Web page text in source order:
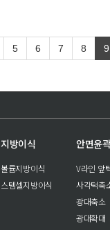
5 6 7 8 9
지방이식
볼륨지방이식
스템셀지방이식
안면윤곽
V라인 앞
사각턱축
광대축소
광대확대